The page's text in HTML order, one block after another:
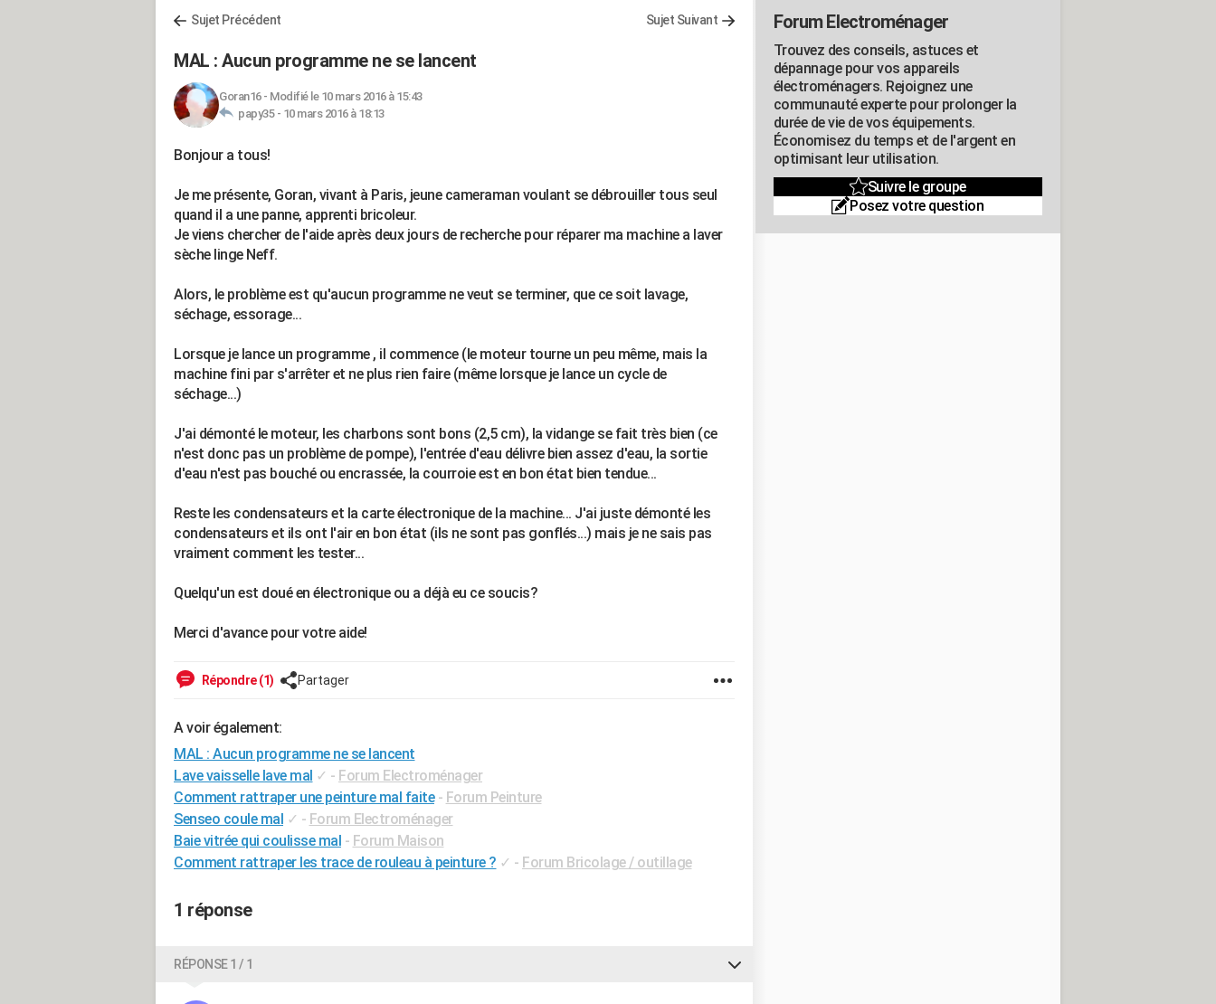
Sujet Précédent Sujet Suivant
MAL : Aucun programme ne se lancent
Goran16- Modifié le 10 mars 2016 à 15:43
papy35 - 10 mars 2016 à 18:13
Bonjour a tous!
Je me présente, Goran, vivant à Paris, jeune cameraman voulant se débrouiller tous seul
quand il a une panne, apprenti bricoleur.
Je viens chercher de l'aide après deux jours de recherche pour réparer ma machine a laver
sèche linge Neff.
Alors, le problème est qu'aucun programme ne veut se terminer, que ce soit lavage,
séchage, essorage...
Lorsque je lance un programme , il commence (le moteur tourne un peu même, mais la
machine fini par s'arrêter et ne plus rien faire (même lorsque je lance un cycle de
séchage...)
J'ai démonté le moteur, les charbons sont bons (2,5 cm), la vidange se fait très bien (ce
n'est donc pas un problème de pompe), l'entrée d'eau délivre bien assez d'eau, la sortie
d'eau n'est pas bouché ou encrassée, la courroie est en bon état bien tendue...
Reste les condensateurs et la carte électronique de la machine... J'ai juste démonté les
condensateurs et ils ont l'air en bon état (ils ne sont pas gonflés...) mais je ne sais pas
vraiment comment les tester...
Quelqu'un est doué en électronique ou a déjà eu ce soucis?
Merci d'avance pour votre aide!
Répondre (1) Partager
A voir également:
MAL : Aucun programme ne se lancent
Lave vaisselle lave mal ✓ - Forum Electroménager
Comment rattraper une peinture mal faite - Forum Peinture
Senseo coule mal ✓ - Forum Electroménager
Baie vitrée qui coulisse mal - Forum Maison
Comment rattraper les trace de rouleau à peinture ? ✓ - Forum Bricolage / outillage
1 réponse
RÉPONSE 1 / 1
Forum Electroménager
Trouvez des conseils, astuces et
dépannage pour vos appareils
électroménagers. Rejoignez une
communauté experte pour prolonger la
durée de vie de vos équipements.
Économisez du temps et de l'argent en
optimisant leur utilisation.
Suivre le groupe
Posez votre question